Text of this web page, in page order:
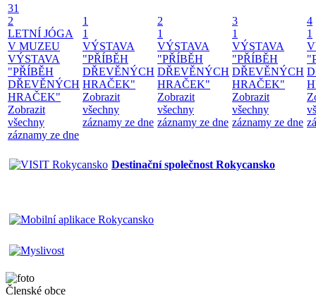
31
2
LETNÍ JÓGA
V MUZEU
VÝSTAVA
"PŘÍBĚH
DŘEVĚNÝCH
HRAČEK"
Zobrazit
všechny
záznamy ze dne
1
1
VÝSTAVA
"PŘÍBĚH
DŘEVĚNÝCH
HRAČEK"
Zobrazit
všechny
záznamy ze dne
2
1
VÝSTAVA
"PŘÍBĚH
DŘEVĚNÝCH
HRAČEK"
Zobrazit
všechny
záznamy ze dne
3
1
VÝSTAVA
"PŘÍBĚH
DŘEVĚNÝCH
HRAČEK"
Zobrazit
všechny
záznamy ze dne
4
1
Destinační společnost Rokycansko
Členské obce